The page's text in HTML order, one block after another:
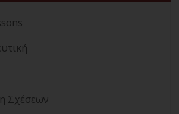
Σχέσεων